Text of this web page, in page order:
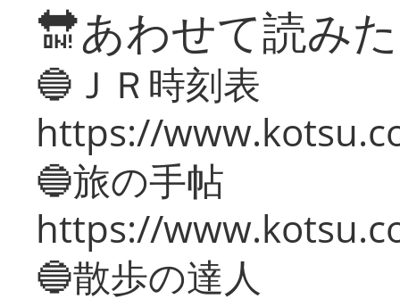
🔛あわせて読み
🔵ＪＲ時刻表
https://
🔵旅の手帖
https://
🔵散歩の達人